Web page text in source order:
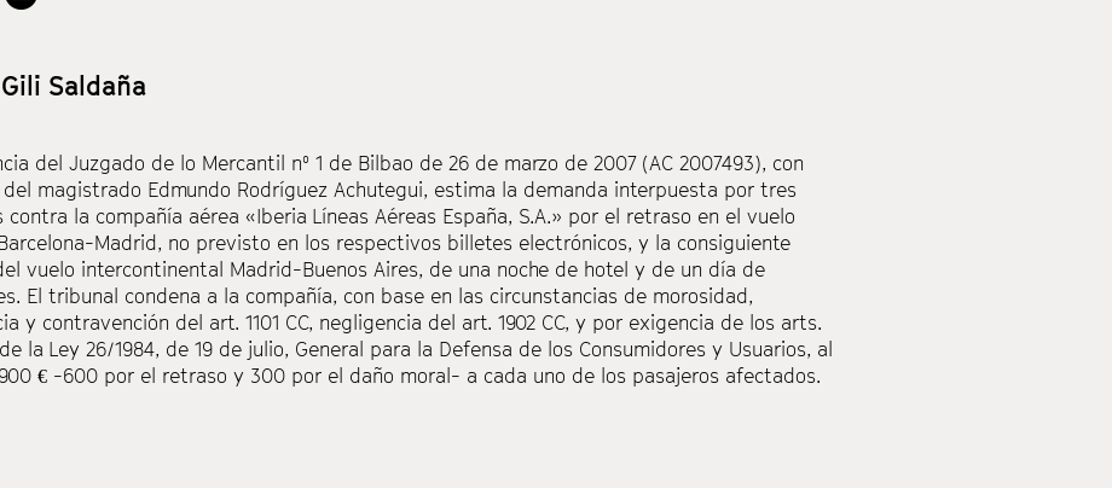
Saldaña
del Juzgado de lo Mercantil nº 1 de Bilbao de 26 de marzo de 2007 (AC 2007493), con
del magistrado Edmundo Rodríguez Achutegui, estima la demanda interpuesta por tres
contra la compañía aérea «Iberia Líneas Aéreas España, S.A.» por el retraso en el vuelo
Madrid, no previsto en los respectivos billetes electrónicos, y la consiguiente
vuelo intercontinental Madrid-Buenos Aires, de una noche de hotel y de un día de
El tribunal condena a la compañía, con base en las circunstancias de morosidad,
y contravención del art. 1101 CC, negligencia del art. 1902 CC, y por exigencia de los arts.
la Ley 26/1984, de 19 de julio, General para la Defensa de los Consumidores y Usuarios, al
€ -600 por el retraso y 300 por el daño moral- a cada uno de los pasajeros afectados.